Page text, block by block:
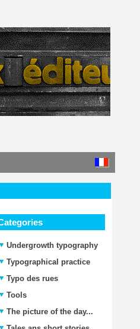
Undergrowth typography
Typographical practice
Typo des rues
Tools
The picture of the day...